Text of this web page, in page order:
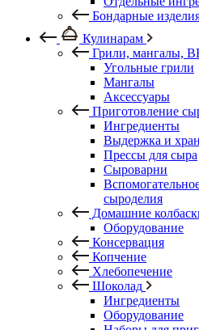
Бондарные
Кулинарам
Грили, мангалы,
Угольные грили
Мангалы
Аксессуары
Приготовление
Ингредиенты
Выдержка и
Прессы для сыра
Сыроварни
сыроделия
Домашние
Оборудование
Консервация
Копчение
Хлебопечение
Шоколад
Ингредиенты
Оборудование